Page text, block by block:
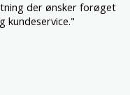
der ønsker forøget
kundeservice."